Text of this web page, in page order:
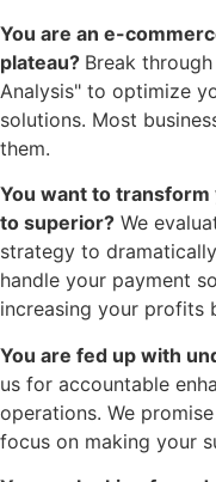
You are an e-
plateau? Break
Analysis" to optimize
solutions. Most
them.
You want to
to superior? We
strategy to
handle your payment
increasing your profits
You are fed up with
us for accountable
operations. We
focus on making your